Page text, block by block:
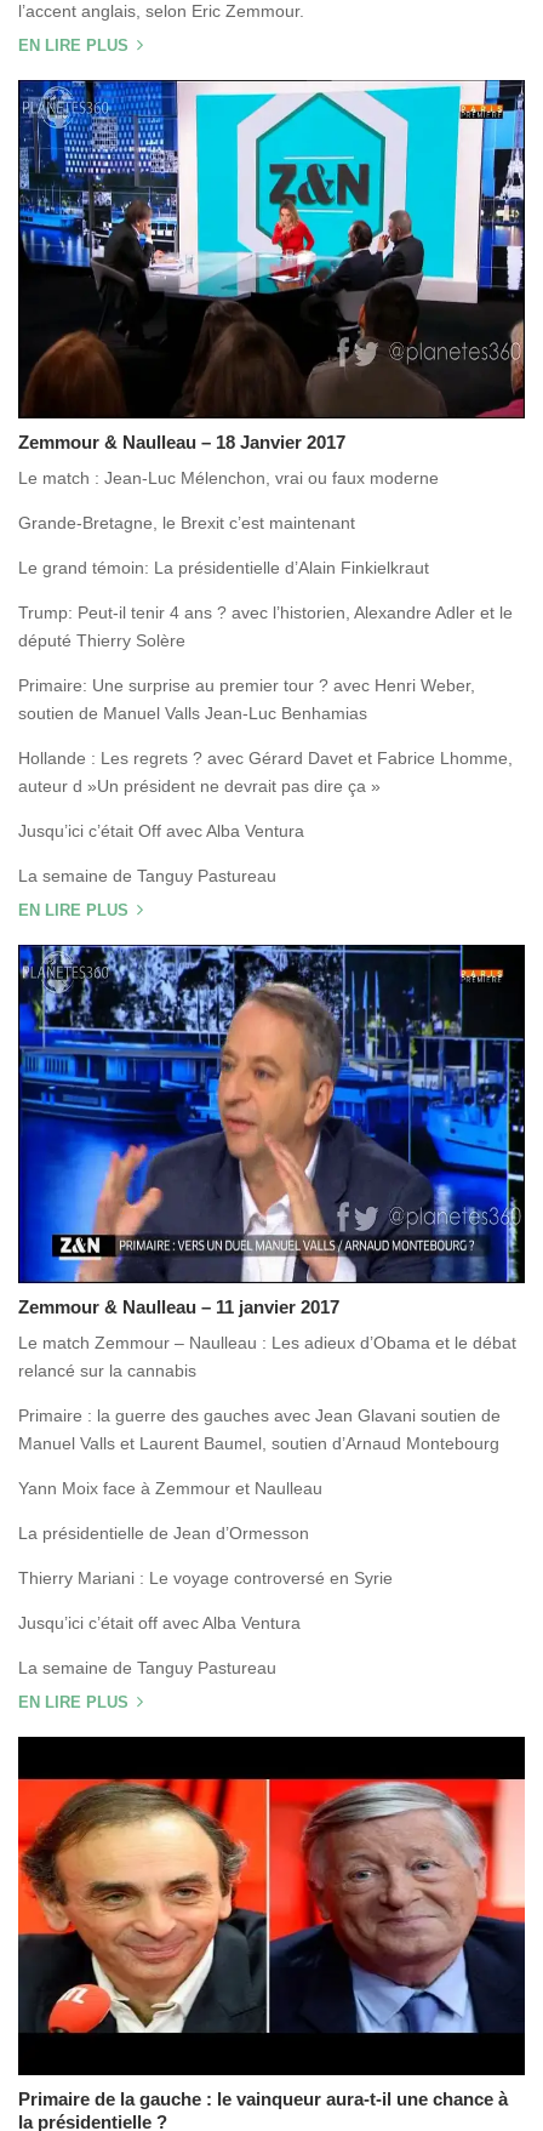
l’accent anglais, selon Eric Zemmour.
EN LIRE PLUS
Zemmour & Naulleau – 18 Janvier 2017
Le match : Jean-Luc Mélenchon, vrai ou faux moderne
Grande-Bretagne, le Brexit c’est maintenant
Le grand témoin: La présidentielle d’Alain Finkielkraut
Trump: Peut-il tenir 4 ans ? avec l’historien, Alexandre Adler et le
député Thierry Solère
Primaire: Une surprise au premier tour ? avec Henri Weber,
soutien de Manuel Valls Jean-Luc Benhamias
Hollande : Les regrets ? avec Gérard Davet et Fabrice Lhomme,
auteur d »Un président ne devrait pas dire ça »
Jusqu’ici c’était Off avec Alba Ventura
La semaine de Tanguy Pastureau
EN LIRE PLUS
Zemmour & Naulleau – 11 janvier 2017
Le match Zemmour – Naulleau : Les adieux d’Obama et le débat
relancé sur la cannabis
Primaire : la guerre des gauches avec Jean Glavani soutien de
Manuel Valls et Laurent Baumel, soutien d’Arnaud Montebourg
Yann Moix face à Zemmour et Naulleau
La présidentielle de Jean d’Ormesson
Thierry Mariani : Le voyage controversé en Syrie
Jusqu’ici c’était off avec Alba Ventura
La semaine de Tanguy Pastureau
EN LIRE PLUS
Primaire de la gauche : le vainqueur aura-t-il une chance à
la présidentielle ?